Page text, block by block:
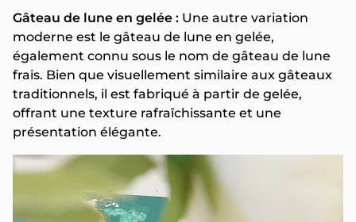
Gâteau de lune en gelée : Une autre variation
moderne est le gâteau de lune en gelée,
également connu sous le nom de gâteau de lune
frais. Bien que visuellement similaire aux gâteaux
traditionnels, il est fabriqué à partir de gelée,
offrant une texture rafraîchissante et une
présentation élégante.